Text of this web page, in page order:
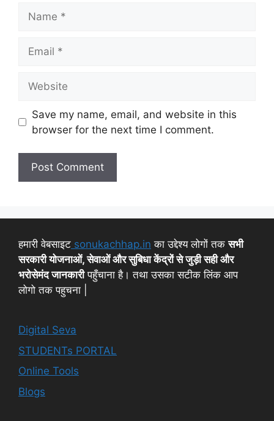
Save my name, email, and website in this
browser for the next time I comment.
हमारी वेबसाइट sonukachhap.in का उद्देश्य लोगों तकसभी
सरकारी योजनाओं, सेवाओं और सुबिधा केंद्रों से जुड़ी सही और
भरोसेमंद जानकारीपहुँचाना है। तथा उसका सटीक लिंक आप
लोगो तक पहुचना |
Digital Seva
STUDENTs PORTAL
Online Tools
Blogs